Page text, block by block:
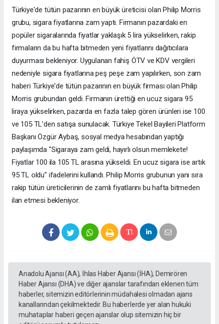
Türkiye'de tütün pazarının en büyük üreticisi olan Philip Morris
grubu, sigara fiyatlarına zam yaptı. Firmanın pazardaki en
popüler sigaralarında fiyatlar yaklaşık 5 lira yükselirken, rakip
firmaların da bu hafta bitmeden yeni fiyatlarını dağıtıcılara
duyurması bekleniyor. Uygulanan fahiş ÖTV ve KDV vergileri
nedeniyle sigara fiyatlarına peş peşe zam yapılırken, son zam
haberi Türkiye'de tütün pazarının en büyük firması olan Philip
Morris grubundan geldi. Firmanın ürettiği en ucuz sigara 95
liraya yükselirken, pazarda en fazla talep gören ürünleri ise 100
ve 105 TL'den satışa sunulacak. Türkiye Tekel Bayileri Platform
Başkanı Özgür Aybaş, sosyal medya hesabından yaptığı
paylaşımda "Sigaraya zam geldi, hayırlı olsun memlekete!
Fiyatlar 100 ila 105 TL arasına yükseldi. En ucuz sigara ise artık
95 TL oldu" ifadelerini kullandı. Philip Morris grubunun yanı sıra
rakip tütün üreticilerinin de zamlı fiyatlarını bu hafta bitmeden
ilan etmesi bekleniyor.
Anadolu Ajansı (AA), İhlas Haber Ajansı (İHA), Demirören
Haber Ajansı (DHA) ve diğer ajanslar tarafından eklenen tüm
haberler, sitemizin editörlerinin müdahalesi olmadan ajans
kanallarından çekilmektedir. Bu haberlerde yer alan hukuki
muhataplar haberi geçen ajanslar olup sitemizin hiç bir